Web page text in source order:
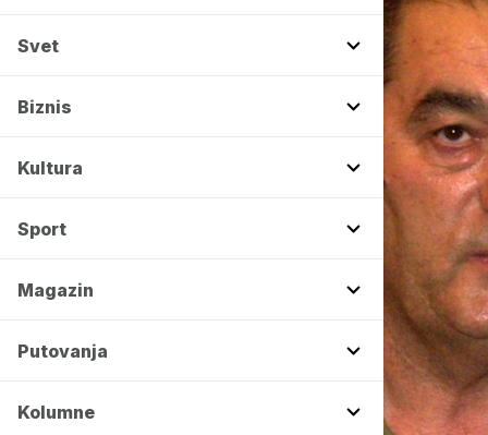
Svet
Biznis
Kultura
Sport
Magazin
Putovanja
Kolumne